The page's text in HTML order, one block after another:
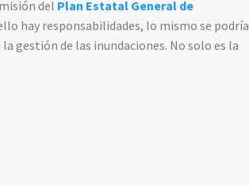
del Plan Estatal General de
hay responsabilidades, lo mismo se podría
gestión de las inundaciones. No solo es la